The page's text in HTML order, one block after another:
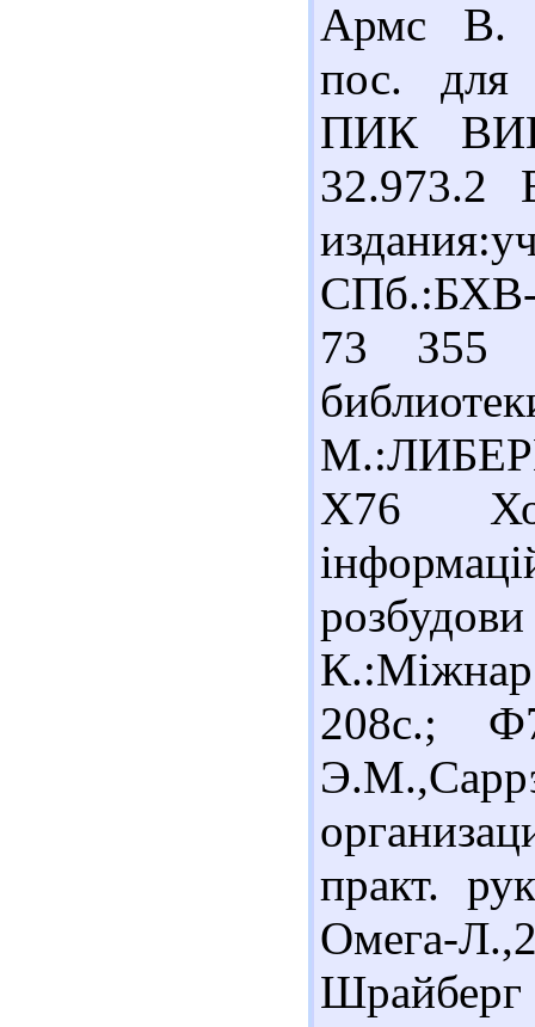
Армс В.
пос. для
ПИК
32.973.2
СПб.:БХВ-
73 З55
Х76
208с.;
практ.
Омега-